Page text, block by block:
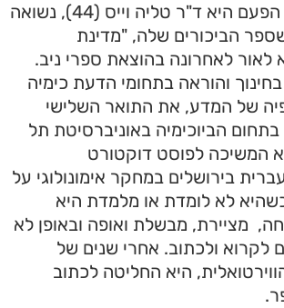
המרואיינת שלנו הפעם היא ד"ר טליה וייס (44), נשואה
הביכורים שלה, "מדינת
לאור לאחרונה בהוצאת ספרי ניב.
והוראה בתחומי הדעת כימיה
של המדע, את התואר השלישי
הביוכימיה באוניברסיטת תל
המשיכה לפוסט דוקטורט
בירושלים במחקר אימונולוגי על
לא לומדת או מלמדת היא
מציירת, מבשלת ואופה ובאופן לא
לקרוא ולכתוב. אחרי שנים של
היא החליטה לכתוב